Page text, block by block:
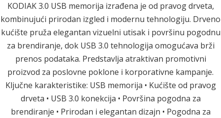
KODIAK 3.0 USB memorija izrađena je od pravog drveta,
kombinujući prirodan izgled i modernu tehnologiju. Drveno
kućište pruža elegantan vizuelni utisak i površinu pogodnu
za brendiranje, dok USB 3.0 tehnologija omogućava brži
prenos podataka. Predstavlja atraktivan promotivni
proizvod za poslovne poklone i korporativne kampanje.
Ključne karakteristike: USB memorija • Kućište od pravog
drveta • USB 3.0 konekcija • Površina pogodna za
brendiranje • Prirodan i elegantan dizajn • Pogodna za